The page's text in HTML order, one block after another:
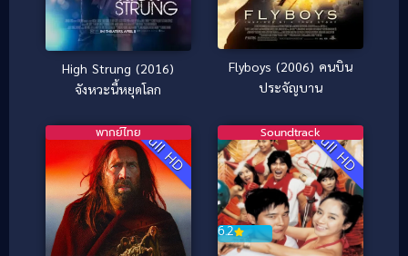
High Strung (2016)
จังหวะนี้หยุดโลก
Flyboys (2006) คนบิน
ประจัญบาน
Full HD
พากย์ไทย Full HD
6.2
Soundtrack